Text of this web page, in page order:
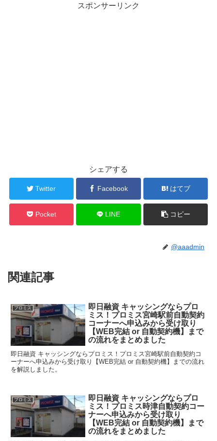
スポンサーリンク
シェアする
Twitter Facebook はてブ
Pocket LINE コピー
@aaadmin
関連記事
プロミス
即日融資 キャッシングならプロ
ミス！プロミス宮崎駅前自動契約
コーナーへ申込みから受け取り
【WEB完結 or 自動契約機】まで
の流れをまとめました
即日融資 キャッシングならプロミス！プロミス宮崎駅前自動契約コ
ーナーへ申込みから受け取り【WEB完結 or 自動契約機】までの流れ
を解説しました。
プロミス
即日融資 キャッシングならプロ
ミス！プロミス時津自動契約コー
ナーへ申込みから受け取り
【WEB完結 or 自動契約機】まで
の流れをまとめました